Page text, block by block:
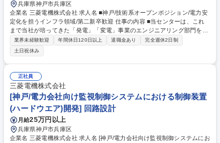
兵庫県神戸市兵庫区
企業名 三菱電機株式会社 求人名 ■神戸/技術系オープンポジション/電力安
定化を担うインフラ領域/第二新卒歓迎 仕事の内容 ■当センターは、これ
まで当社が培ってきた「発電」「変電」事業のエンジニアリング部門を集
約し2024年4月に発足した組織となります。電力需要を支える発電所、変
電所といった電力インフラに継続的に貢献し続ける とともに、分散電源、
電力変換、系統安定化といった幅広い事業分野で電力の安全・安定供給に
貢献していきたいと考えています。【業務例】■管理課：経営・生産・在
庫の管理■発電計画課／変電計画課：発電・変電機器の仕様検討と提案。■
分散型エネルギー事業推進課：新エネルギー事業の戦略・提案■プロジェ
クト推進課：電力プラントの計画・設計・管理■システム設計第一課：電
力プラント機器のシステム設計等 募集職種 ■神戸/技術系オープンポジシ
ョン/電力安定化を担うインフラ領域/第二新卒歓迎
業界未経験歓迎 年間休日120日以上 退職金あり
完全週休2日制
土日祝休み
正社員
三菱電機株式会社
[神戸/電力会社向け監視制御システムにおける制御装置
(ハードウエア)開発] 回路設計
月給25万円以上
兵庫県神戸市兵庫区
企業名 三菱電機株式会社 求人名 [神戸/電力会社向け監視制御システムにお